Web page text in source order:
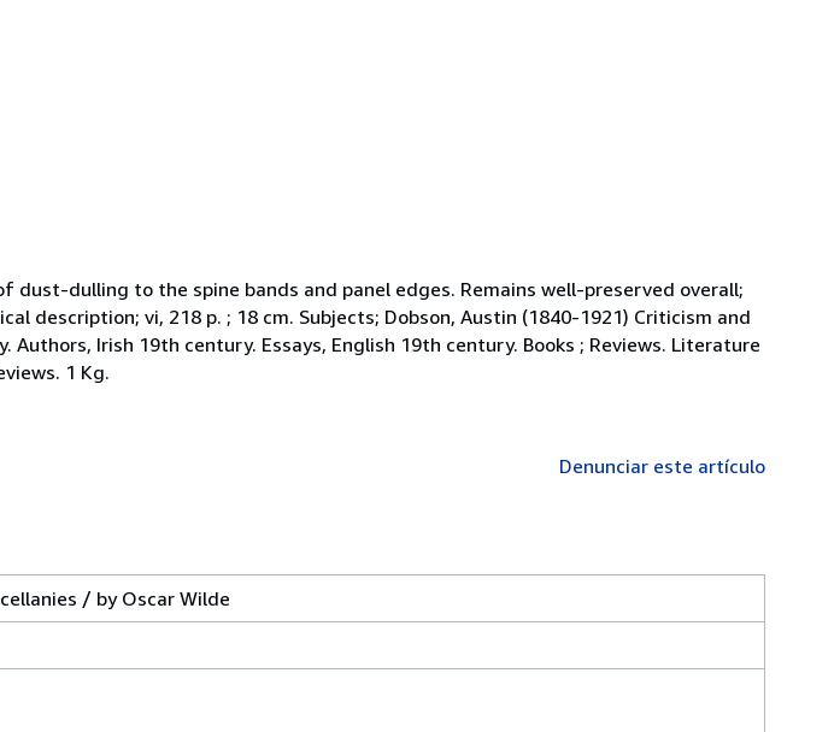
dulling to the spine bands and panel edges. Remains well-preserved overall;
description; vi, 218 p. ; 18 cm. Subjects; Dobson, Austin (1840-1921) Criticism and
Irish 19th century. Essays, English 19th century. Books ; Reviews. Literature
1 Kg.
Denunciar este artículo
/ by Oscar Wilde